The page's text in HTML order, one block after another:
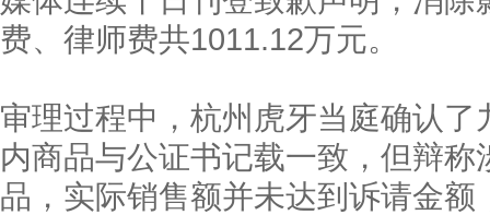
费、律师费共1011.12万元。
审理过程中，杭州虎牙当庭确认
内商品与公证书记载一致，但辩
品，实际销售额并未达到诉请金额